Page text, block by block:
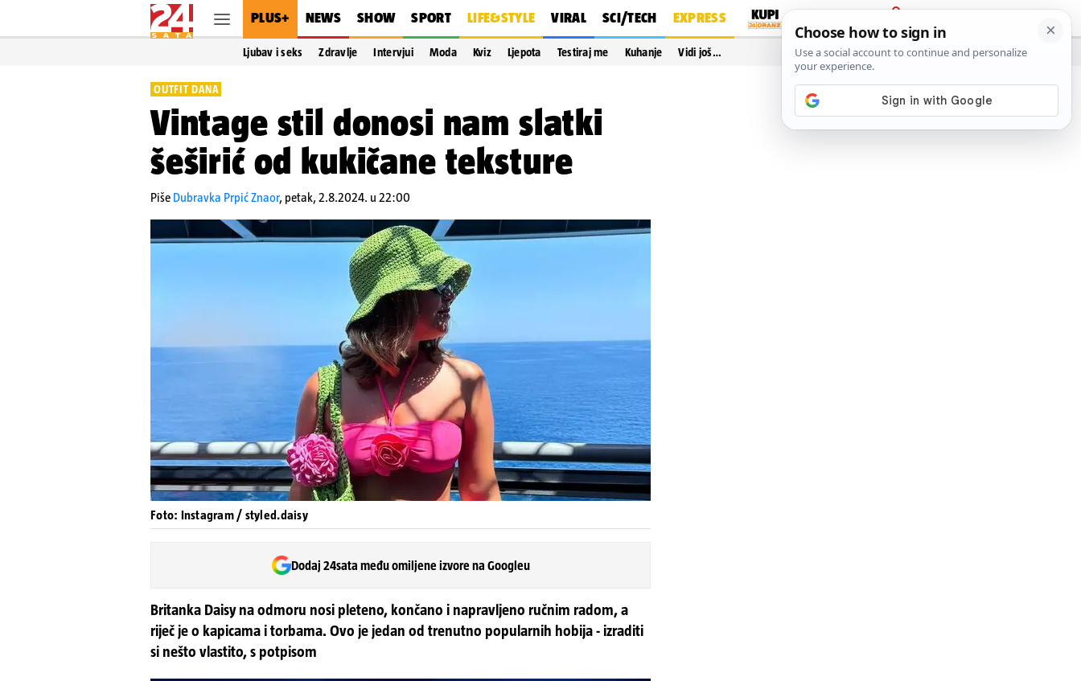
PLUS+ NEWS SHOW SPORT LIFE&STYLE VIRAL SCI/TECH EXPRESS
PRIJAVA
Ljubav i seks Zdravlje Intervjui Moda Kviz Ljepota Testiraj me Kuhanje Vidi još…
OUTFIT DANA
Vintage stil donosi nam slatki
šeširić od kukičane teksture
Piše Dubravka Prpić Znaor, petak, 2.8.2024. u 22:00
Foto: Instagram / styled.daisy
Dodaj 24sata među omiljene izvore na Googleu
Britanka Daisy na odmoru nosi pleteno, končano i napravljeno ručnim radom, a
riječ je o kapicama i torbama. Ovo je jedan od trenutno popularnih hobija - izraditi
si nešto vlastito, s potpisom